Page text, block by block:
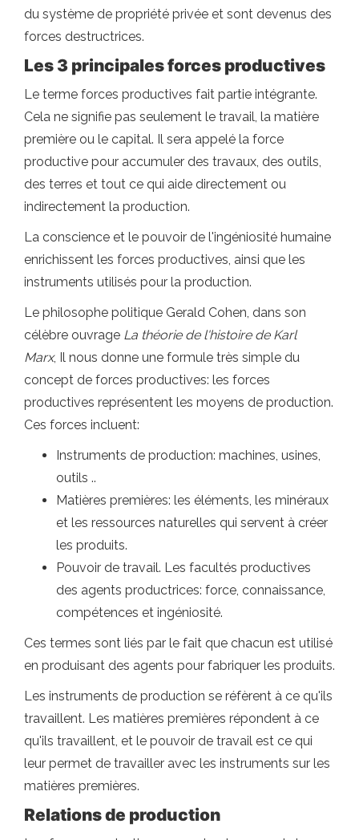
du système de propriété privée et sont devenus des
forces destructrices.
Les 3 principales forces productives
Le terme forces productives fait partie intégrante.
Cela ne signifie pas seulement le travail, la matière
première ou le capital. Il sera appelé la force
productive pour accumuler des travaux, des outils,
des terres et tout ce qui aide directement ou
indirectement la production.
La conscience et le pouvoir de l'ingéniosité humaine
enrichissent les forces productives, ainsi que les
instruments utilisés pour la production.
Le philosophe politique Gerald Cohen, dans son
célèbre ouvrage La théorie de l'histoire de Karl
Marx, Il nous donne une formule très simple du
concept de forces productives: les forces
productives représentent les moyens de production.
Ces forces incluent:
Instruments de production: machines, usines,
outils ..
Matières premières: les éléments, les minéraux
et les ressources naturelles qui servent à créer
les produits.
Pouvoir de travail. Les facultés productives
des agents productrices: force, connaissance,
compétences et ingéniosité.
Ces termes sont liés par le fait que chacun est utilisé
en produisant des agents pour fabriquer les produits.
Les instruments de production se réfèrent à ce qu'ils
travaillent. Les matières premières répondent à ce
qu'ils travaillent, et le pouvoir de travail est ce qui
leur permet de travailler avec les instruments sur les
matières premières.
Relations de production